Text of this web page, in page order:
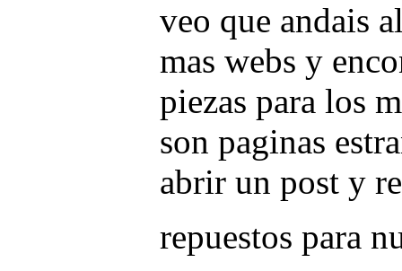
veo que andais
mas webs y
piezas para los
son paginas
abrir un post y
repuestos para